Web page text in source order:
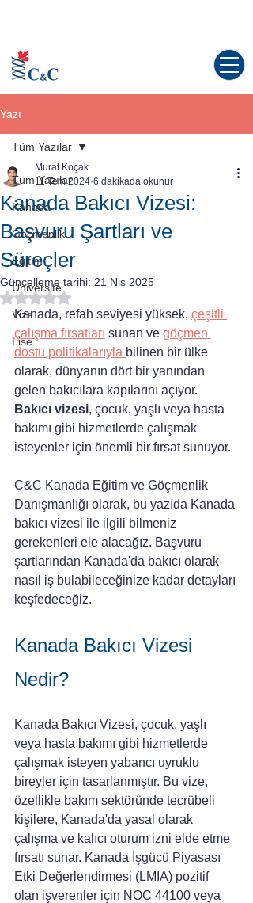
Yazı
Tüm Yazılar
Kanada
Göçmenlik
Eğitim
Üniversite
Vize
Lise
Tüm Yazılar
Kanada Bakıcı Vizesi:
Başvuru Şartları ve
Süreçler
Murat Koçak
11 Tem 2024 6 dakikada okunur
Güncelleme tarihi: 21 Nis 2025
5 üzerinden NaN yıldız
Kanada, refah seviyesi yüksek, çeşitli
çalışma fırsatları sunan ve göçmen
dostu politikalarıyla bilinen bir ülke
olarak, dünyanın dört bir yanından
gelen bakıcılara kapılarını açıyor.
Bakıcı vizesi, çocuk, yaşlı veya hasta
bakımı gibi hizmetlerde çalışmak
isteyenler için önemli bir fırsat sunuyor.
C&C Kanada Eğitim ve Göçmenlik
Danışmanlığı olarak, bu yazıda Kanada
bakıcı vizesi ile ilgili bilmeniz
gerekenleri ele alacağız. Başvuru
şartlarından Kanada'da bakıcı olarak
nasıl iş bulabileceğinize kadar detayları
keşfedeceğiz.
Kanada Bakıcı Vizesi
Nedir?
Kanada Bakıcı Vizesi, çocuk, yaşlı
veya hasta bakımı gibi hizmetlerde
çalışmak isteyen yabancı uyruklu
bireyler için tasarlanmıştır. Bu vize,
özellikle bakım sektöründe tecrübeli
kişilere, Kanada'da yasal olarak
çalışma ve kalıcı oturum izni elde etme
fırsatı sunar. Kanada İşgücü Piyasası
Etki Değerlendirmesi (LMIA) pozitif
olan işverenler için NOC 44100 veya